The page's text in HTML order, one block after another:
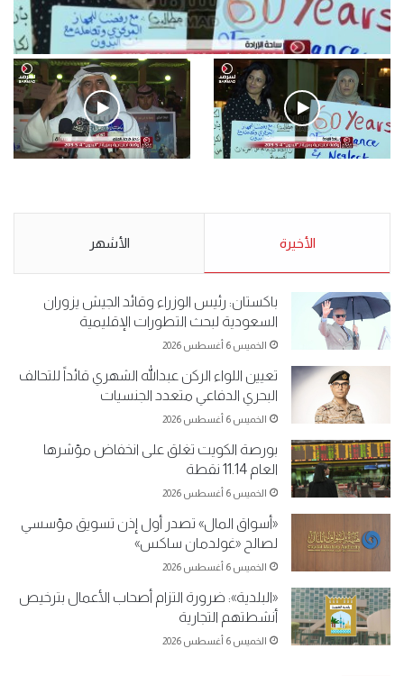
فيديو
.وقفة احتجاجية رمزية لـ”#البدون” في ساحة الإرادة 4-5-2019.
الأحد 5 مايو 2019
5-2019.
نبيع مخدرات يعني ولا خمر؟!.
الأخيرة الأشهر
باكستان: رئيس الوزراء وقائد الجيش يزوران
السعودية لبحث التطورات الإقليمية
الخميس 6 أغسطس 2026
تعيين اللواء الركن عبدالله الشهري قائداً للتحالف
البحري الدفاعي متعدد الجنسيات
الخميس 6 أغسطس 2026
بورصة الكويت تغلق على انخفاض مؤشرها
العام 11.14 نقطة
الخميس 6 أغسطس 2026
«أسواق المال» تصدر أول إذن تسويق مؤسسي
لصالح «غولدمان ساكس»
الخميس 6 أغسطس 2026
«البلدية»: ضرورة التزام أصحاب الأعمال بترخيص
أنشطتهم التجارية
الخميس 6 أغسطس 2026